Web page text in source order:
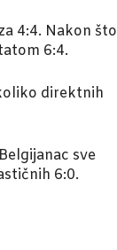
4:4. Nakon što
6:4.
direktnih
sve
6:0.